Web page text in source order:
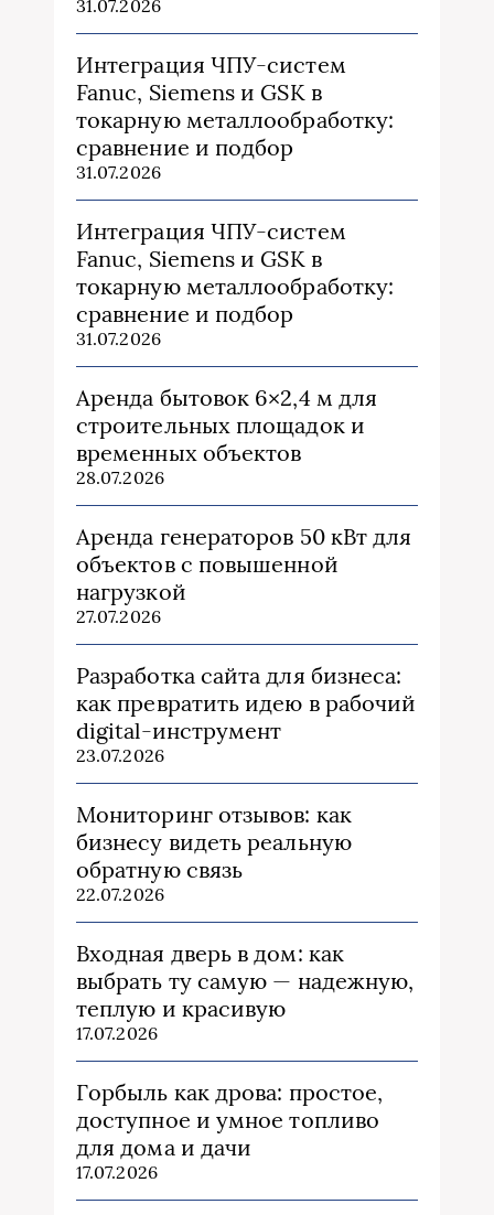
31.07.2026
Интеграция ЧПУ-систем
Fanuc, Siemens и GSK в
токарную металлообработку:
сравнение и подбор
31.07.2026
Интеграция ЧПУ-систем
Fanuc, Siemens и GSK в
токарную металлообработку:
сравнение и подбор
31.07.2026
Аренда бытовок 6×2,4 м для
строительных площадок и
временных объектов
28.07.2026
Аренда генераторов 50 кВт для
объектов с повышенной
нагрузкой
27.07.2026
Разработка сайта для бизнеса:
как превратить идею в рабочий
digital-инструмент
23.07.2026
Мониторинг отзывов: как
бизнесу видеть реальную
обратную связь
22.07.2026
Входная дверь в дом: как
выбрать ту самую — надежную,
теплую и красивую
17.07.2026
Горбыль как дрова: простое,
доступное и умное топливо
для дома и дачи
17.07.2026